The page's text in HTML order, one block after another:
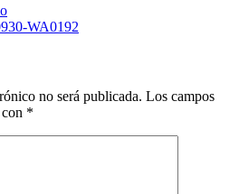
en
IMG-WA0192
no será publicada. Los campos
*